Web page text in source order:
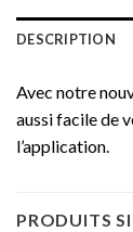
DESCRIPTION
Avec notre
aussi facile de
l’application.
PRODUITS